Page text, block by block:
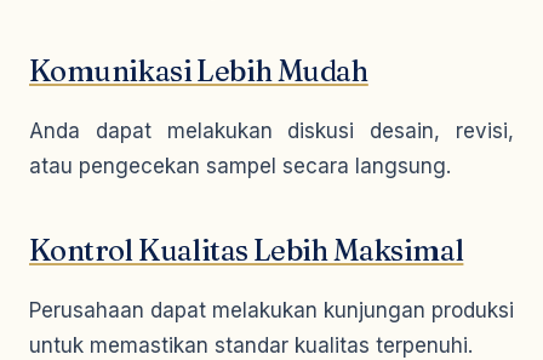
Komunikasi Lebih Mudah
Anda dapat melakukan diskusi desain, revisi,
atau pengecekan sampel secara langsung.
Kontrol Kualitas Lebih Maksimal
Perusahaan dapat melakukan kunjungan produksi
untuk memastikan standar kualitas terpenuhi.